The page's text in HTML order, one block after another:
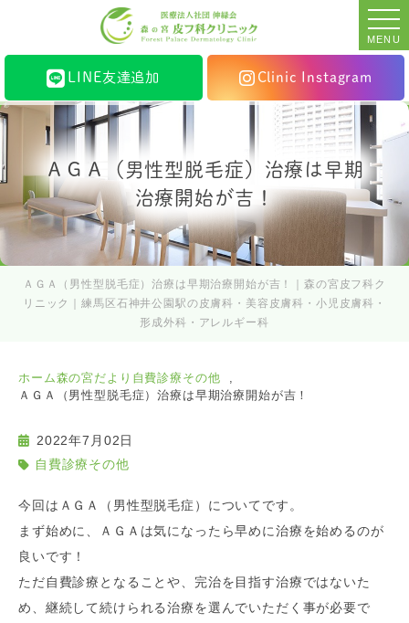
MENU
LINE友達追加 Clinic Instagram
ＡＧＡ（男性型脱毛症）治療は早期
治療開始が吉！
ＡＧＡ（男性型脱毛症）治療は早期治療開始が吉！｜森の宮皮フ科ク
リニック｜練馬区石神井公園駅の皮膚科・美容皮膚科・小児皮膚科・
形成外科・アレルギー科
ホーム森の宮だより 自費診療その他
ＡＧＡ（男性型脱毛症）治療は早期治療開始が吉！
2022年7月02日
自費診療その他
今回はＡＧＡ（男性型脱毛症）についてです。
まず始めに、ＡＧＡは気になったら早めに治療を始めるのが
良いです！
ただ自費診療となることや、完治を目指す治療ではないた
め、継続して続けられる治療を選んでいただく事が必要で